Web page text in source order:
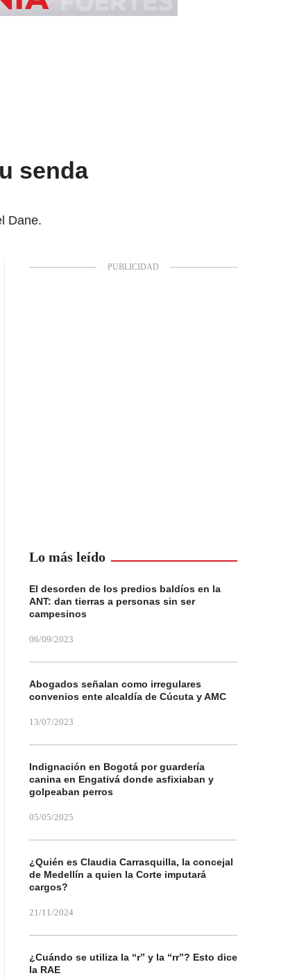
senda
Dane.
Lo más leído
El desorden de los predios baldíos en la
ANT: dan tierras a personas sin ser
campesinos
06/09/2023
Abogados señalan como irregulares
convenios ente alcaldía de Cúcuta y AMC
13/07/2023
Indignación en Bogotá por guardería
canina en Engativá donde asfixiaban y
golpeaban perros
05/05/2025
¿Quién es Claudia Carrasquilla, la concejal
de Medellín a quien la Corte imputará
cargos?
21/11/2024
¿Cuándo se utiliza la “r” y la “rr”? Esto dice
la RAE